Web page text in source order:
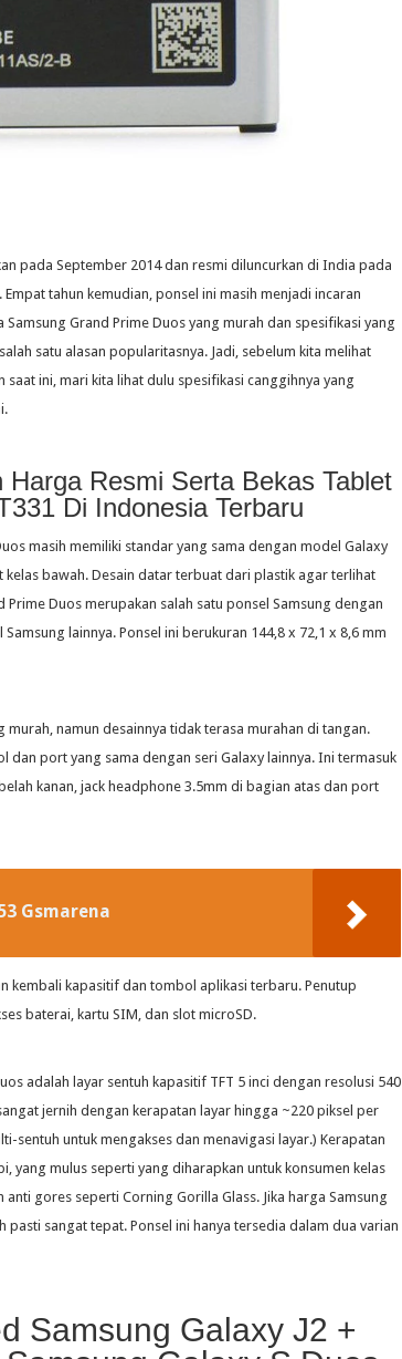
pada September 2014 dan resmi diluncurkan di India pada
tahun kemudian, ponsel ini masih menjadi incaran
Grand Prime Duos yang murah dan spesifikasi yang
satu alasan popularitasnya. Jadi, sebelum kita melihat
saat ini, mari kita lihat dulu spesifikasi canggihnya yang
Resmi Serta Bekas Tablet
Di Indonesia Terbaru
masih memiliki standar yang sama dengan model Galaxy
kelas bawah. Desain datar terbuat dari plastik agar terlihat
Duos merupakan salah satu ponsel Samsung dengan
lainnya. Ponsel ini berukuran 144,8 x 72,1 x 8,6 mm
namun desainnya tidak terasa murahan di tangan.
dan port yang sama dengan seri Galaxy lainnya. Ini termasuk
kanan, jack headphone 3.5mm di bagian atas dan port
Gsmarena
kembali kapasitif dan tombol aplikasi terbaru. Penutup
baterai, kartu SIM, dan slot microSD.
adalah layar sentuh kapasitif TFT 5 inci dengan resolusi 540
jernih dengan kerapatan layar hingga ~220 piksel per
sentuh untuk mengakses dan menavigasi layar.) Kerapatan
yang mulus seperti yang diharapkan untuk konsumen kelas
gores seperti Corning Gorilla Glass. Jika harga Samsung
pasti sangat tepat. Ponsel ini hanya tersedia dalam dua varian
Samsung Galaxy J2 +